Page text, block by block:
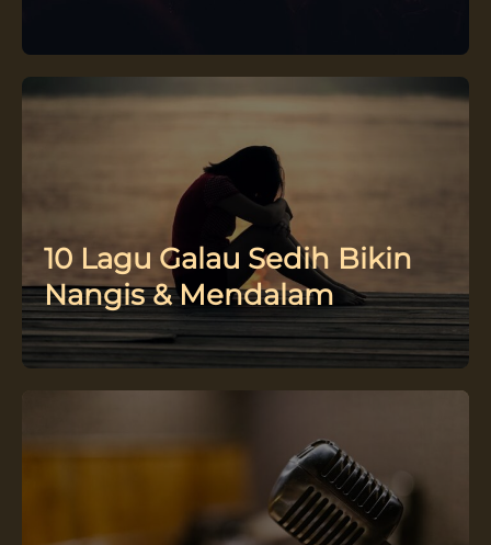
10 Lagu Galau Sedih Bikin
Nangis & Mendalam